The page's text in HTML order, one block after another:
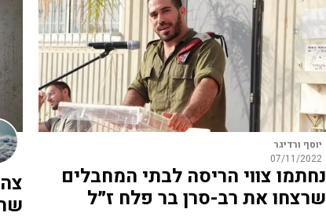
יוסף ורדיגר
07/11/2022
נחתמו צווי הריסה לבתי המחבלים
שרצחו את רב-סרן בר פלח ז״ל